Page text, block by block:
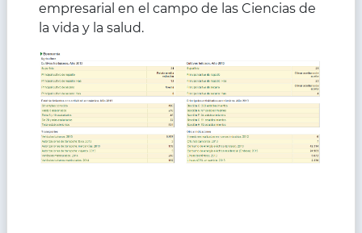
empresarial en el campo de las Ciencias de
la vida y la salud.